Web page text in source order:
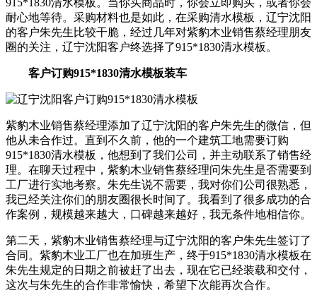
耐心地等待。采购材料也是如此，在采购清水模板，辽宁沈阳
的客户朱先生比较干脆，经过几年对紫豹木业销售蔡经理朋友
圈的关注，辽宁沈阳客户终选择了915*1830清水模板。
客户订购915*1830清水模板装车
紫豹木业销售蔡经理添加了辽宁沈阳的客户朱先生的微信，但
他从未合作过。直到不久前，他的一个建筑工地需要订购
915*1830清水模板，他想到了我们公司，并主动联系了销售经
理。在聊天过程中，紫豹木业销售蔡经理问朱先生是否需要到
工厂进行实地考察。朱先生说不需要，我对你们公司很熟悉，
我已经关注你们的朋友圈很长时间了。我看到了很多成功的合
作案例，规模越来越大，口碑越来越好，我无条件地相信你。
第二天，紫豹木业销售蔡经理与辽宁沈阳的客户朱先生签订了
合同。紫豹木业工厂也在加班生产，终于915*1830清水模板在
朱先生规定的日期之前被赶了出去，现在它已经装载和交付，
这次与朱先生的合作非常愉快，希望下次能再次合作。